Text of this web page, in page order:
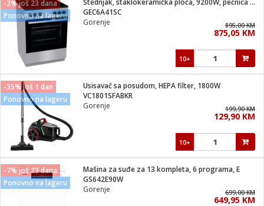
metar
ostalo
pribor
pribor
pribor
i kutije
osigurači
gorivo
-2% još 23 dana
Ponovno na lageru
Štednjak, staklokeramička ploča, 9200W, pećnica 71 lit, A
GEC6A41SC
Gorenje
895,00 KM
875,05 KM
10+
-35% još 1 dan
Ponovno na lageru
Usisavač sa posudom, HEPA filter, 1800W
VC1801SFABKR
Gorenje
199,90 KM
129,90 KM
10+
-7% još 23 dana
Ponovno na lageru
Mašina za suđe za 13 kompleta, 6 programa, E
GS642E90W
Gorenje
699,00 KM
649,95 KM